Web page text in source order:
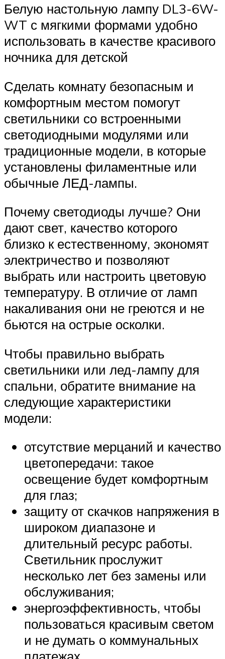
Белую настольную лампу DL3-6W-
WT с мягкими формами удобно
использовать в качестве красивого
ночника для детской
Сделать комнату безопасным и
комфортным местом помогут
светильники со встроенными
светодиодными модулями или
традиционные модели, в которые
установлены филаментные или
обычные ЛЕД-лампы.
Почему светодиоды лучше? Они
дают свет, качество которого
близко к естественному, экономят
электричество и позволяют
выбрать или настроить цветовую
температуру. В отличие от ламп
накаливания они не греются и не
бьются на острые осколки.
Чтобы правильно выбрать
светильники или лед-лампу для
спальни, обратите внимание на
следующие характеристики
модели:
отсутствие мерцаний и качество
цветопередачи: такое
освещение будет комфортным
для глаз;
защиту от скачков напряжения в
широком диапазоне и
длительный ресурс работы.
Светильник прослужит
несколько лет без замены или
обслуживания;
энергоэффективность, чтобы
пользоваться красивым светом
и не думать о коммунальных